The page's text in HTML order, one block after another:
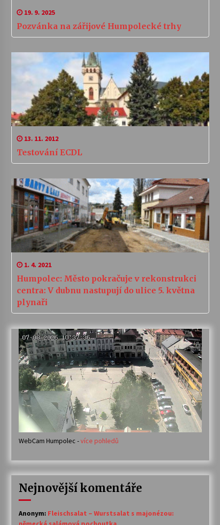
19. 9. 2025
Pozvánka na zářijové Humpolecké trhy
13. 11. 2012
Testování ECDL
1. 4. 2021
Humpolec: Město pokračuje v rekonstrukci
centra: V dubnu nastupují do ulice 5. května
plynaři
WebCam Humpolec -více pohledů
Nejnovější komentáře
Anonym: Fleischsalat – Wurstsalat s majonézou: